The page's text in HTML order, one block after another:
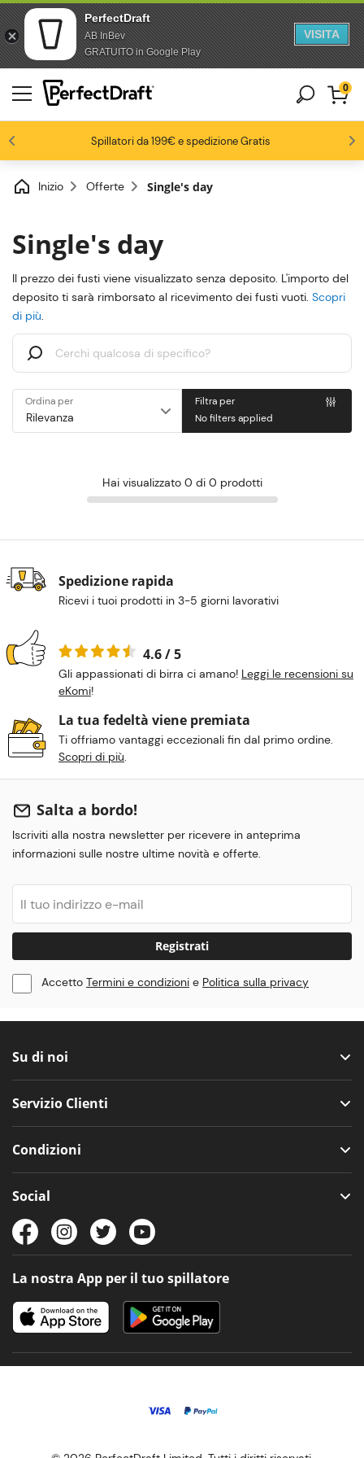
PerfectDraft
AB InBev
GRATUITO in Google Play
VISITA
Salta al contenuto
Passa al piè di pagina
Spillatori da 199€ e spedizione Gratis
-15% da 3 fusti, -20% da 6 fusti
Fino al -20% su una selezione di pack
Gli appassionati di birra ci amano
0
Inizio Offerte Single's day
Single's day
Il prezzo dei fusti viene visualizzato senza deposito. L'importo del
deposito ti sarà rimborsato al ricevimento dei fusti vuoti. Scopri
di più.
Ordina per
Filtra per
No filters applied
Hai visualizzato 0 di 0 prodotti
Spedizione rapida
Ricevi i tuoi prodotti in 3-5 giorni lavorativi
4.6 / 5
Gli appassionati di birra ci amano! Leggi le recensioni su
eKomi!
La tua fedeltà viene premiata
Ti offriamo vantaggi eccezionali fin dal primo ordine.
Scopri di più.
Salta a bordo!
Iscriviti alla nostra newsletter per ricevere in anteprima
informazioni sulle nostre ultime novità e offerte.
Registrati
Accetto Termini e condizioni e Politica sulla privacy
Su di noi
Servizio Clienti
Condizioni
Social
La nostra App per il tuo spillatore